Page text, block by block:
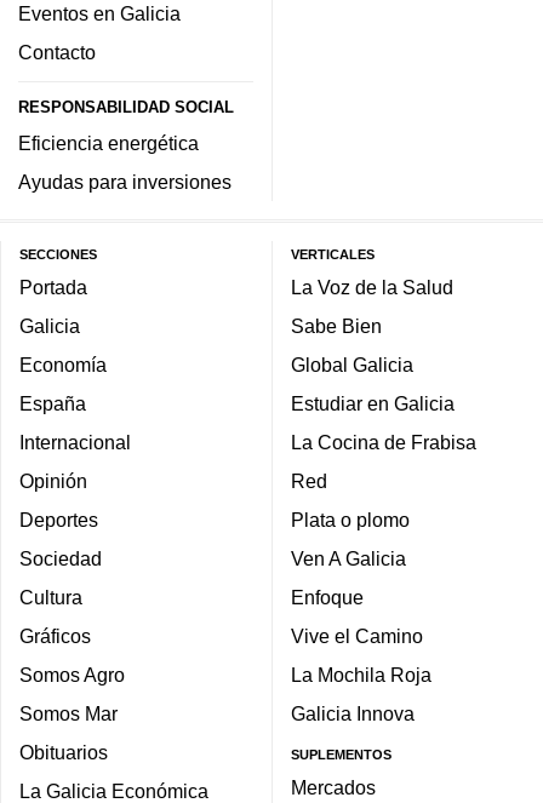
Eventos en Galicia
Contacto
RESPONSABILIDAD SOCIAL
Eficiencia energética
Ayudas para inversiones
SECCIONES
Portada
Galicia
Economía
España
Internacional
Opinión
Deportes
Sociedad
Cultura
Gráficos
Somos Agro
Somos Mar
Obituarios
La Galicia Económica
VERTICALES
La Voz de la Salud
Sabe Bien
Global Galicia
Estudiar en Galicia
La Cocina de Frabisa
Red
Plata o plomo
Ven A Galicia
Enfoque
Vive el Camino
La Mochila Roja
Galicia Innova
SUPLEMENTOS
Mercados